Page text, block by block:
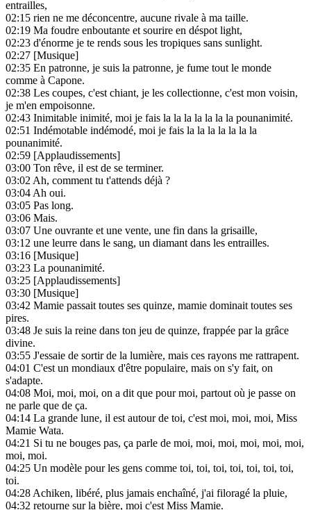
entrailles,
02:15 rien ne me déconcentre, aucune rivale à ma taille.
02:19 Ma foudre enboutante et sourire en déspot light,
02:23 d'énorme je te rends sous les tropiques sans sunlight.
02:27 [Musique]
02:35 En patronne, je suis la patronne, je fume tout le monde
comme à Capone.
02:38 Les coupes, c'est chiant, je les collectionne, c'est mon voisin,
je m'en empoisonne.
02:43 Inimitable inimité, moi je fais la la la la la la la pounanimité.
02:51 Indémotable indémodé, moi je fais la la la la la la la
pounanimité.
02:59 [Applaudissements]
03:00 Ton rêve, il est de se terminer.
03:02Ah, comment tu t'attends déjà ?
03:04Ah oui.
03:05 Pas long.
03:06 Mais.
03:07 Une ouvrante et une vente, une fin dans la grisaille,
03:12 une leurre dans le sang, un diamant dans les entrailles.
03:16 [Musique]
03:23 La pounanimité.
03:25 [Applaudissements]
03:30 [Musique]
03:42 Mamie passait toutes ses quinze, mamie dominait toutes ses
pires.
03:48 Je suis la reine dans ton jeu de quinze, frappée par la grâce
divine.
03:55 J'essaie de sortir de la lumière, mais ces rayons me rattrapent.
04:01 C'est un mondiaux d'être populaire, mais on s'y fait, on
s'adapte.
04:08 Moi, moi, moi, on a dit que pour moi, partout où je passe on
ne parle que de ça.
04:14 La grande lune, il est autour de toi, c'est moi, moi, moi, Miss
Mamie Wata.
04:21 Si tu ne bouges pas, ça parle de moi, moi, moi, moi, moi, moi,
moi, moi.
04:25 Un modèle pour les gens comme toi, toi, toi, toi, toi, toi, toi,
toi.
04:28Achiken, libéré, plus jamais enchaîné, j'ai filoragé la pluie,
04:32 retourne sur la bière, moi c'est Miss Mamie.